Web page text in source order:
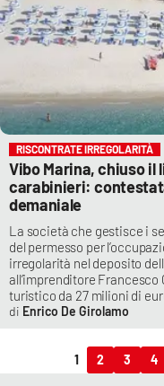
RISCONTRATE IRREGOLARITÀ
Vibo Marina, chiuso il
carabinieri:
demaniale
La società che gestisce i
del permesso per
irregolarità nel deposito
all’imprenditore
turistico da 27 milioni di
Enrico De Girolamo
1 2 3 4